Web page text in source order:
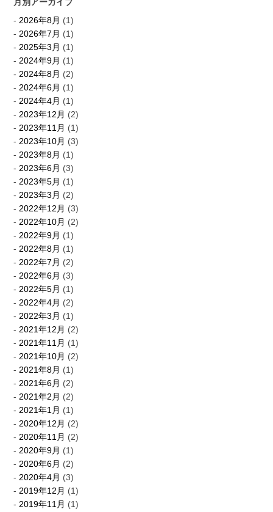
月別アーカイブ
2026年8月 (1)
2026年7月 (1)
2025年3月 (1)
2024年9月 (1)
2024年8月 (2)
2024年6月 (1)
2024年4月 (1)
2023年12月 (2)
2023年11月 (1)
2023年10月 (3)
2023年8月 (1)
2023年6月 (3)
2023年5月 (1)
2023年3月 (2)
2022年12月 (3)
2022年10月 (2)
2022年9月 (1)
2022年8月 (1)
2022年7月 (2)
2022年6月 (3)
2022年5月 (1)
2022年4月 (2)
2022年3月 (1)
2021年12月 (2)
2021年11月 (1)
2021年10月 (2)
2021年8月 (1)
2021年6月 (2)
2021年2月 (2)
2021年1月 (1)
2020年12月 (2)
2020年11月 (2)
2020年9月 (1)
2020年6月 (2)
2020年4月 (3)
2019年12月 (1)
2019年11月 (1)